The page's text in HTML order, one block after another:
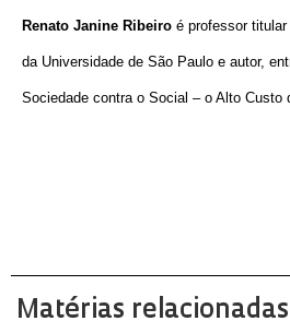
Renato Janine Ribeiro é professor
da Universidade de São Paulo e autor,
Sociedade contra o Social – o Alto Custo